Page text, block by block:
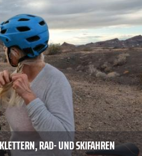
RAD- UND SKIFAHREN